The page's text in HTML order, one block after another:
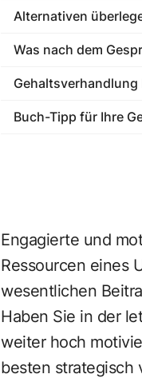
Alternativen
Was nach dem
Buch-Tipp für Ihre
Engagierte und
Ressourcen eines
wesentlichen
Haben Sie in der
weiter hoch
besten strategisch